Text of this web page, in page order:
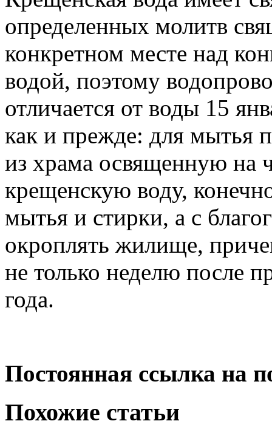
определенных молитв
конкретном месте над
водой, поэтому
отличается от воды 15
как и прежде: для мытья
из храма освященную на
крещенскую воду,
мытья и стирки, а с
окроплять жилище,
не только неделю после
года.
Постоянная ссылка на
Похожие статьи